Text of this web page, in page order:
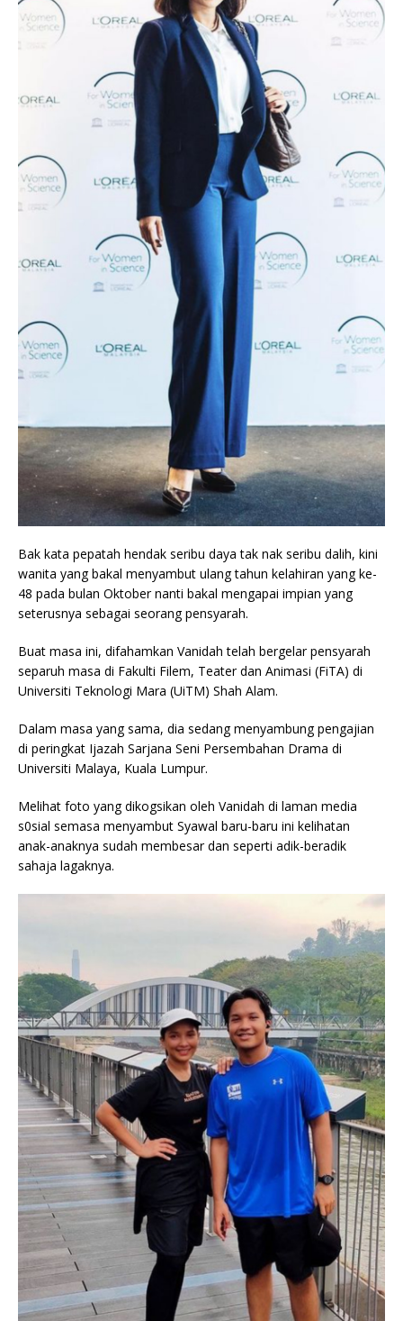
Bak kata pepatah hendak seribu daya tak nak seribu dalih, kini
wanita yang bakal menyambut ulang tahun kelahiran yang ke-
48 pada bulan Oktober nanti bakal mengapai impian yang
seterusnya sebagai seorang pensyarah.
Buat masa ini, difahamkan Vanidah telah bergelar pensyarah
separuh masa di Fakulti Filem, Teater dan Animasi (FiTA) di
Universiti Teknologi Mara (UiTM) Shah Alam.
Dalam masa yang sama, dia sedang menyambung pengajian
di peringkat Ijazah Sarjana Seni Persembahan Drama di
Universiti Malaya, Kuala Lumpur.
Melihat foto yang dikogsikan oleh Vanidah di laman media
s0sial semasa menyambut Syawal baru-baru ini kelihatan
anak-anaknya sudah membesar dan seperti adik-beradik
sahaja lagaknya.